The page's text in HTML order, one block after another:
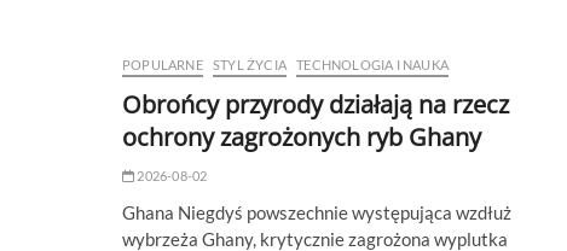
POPULARNE STYL ŻYCIA TECHNOLOGIA I NAUKA
Obrońcy przyrody działają na rzecz
ochrony zagrożonych ryb Ghany
2026-08-02
Ghana Niegdyś powszechnie występująca wzdłuż
wybrzeża Ghany, krytycznie zagrożona wyplutka